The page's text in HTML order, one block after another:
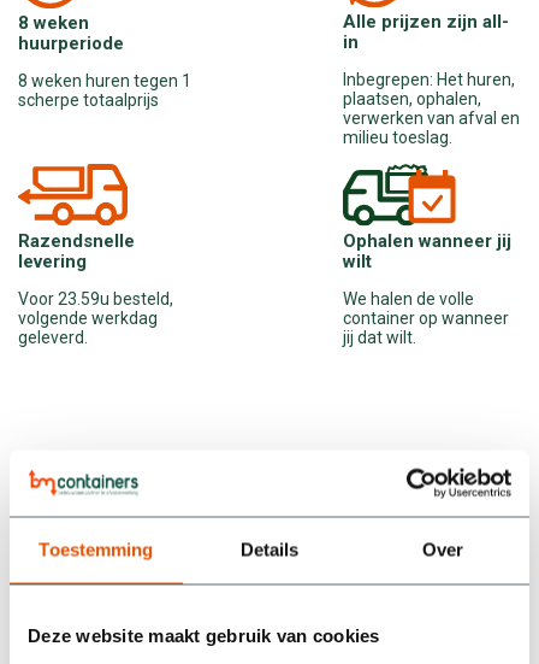
Toestemming Details Over
Deze website maakt gebruik van cookies
8 weken
huurperiode
8 weken huren tegen 1
scherpe totaalprijs
Alle prijzen zijn all-
in
Inbegrepen: Het huren,
plaatsen, ophalen,
verwerken van afval en
milieu toeslag.
Razendsnelle
levering
Voor 23.59u besteld,
volgende werkdag
geleverd.
Ophalen wanneer jij
wilt
We halen de volle
container op wanneer
jij dat wilt.
Wat onze klanten zeggen